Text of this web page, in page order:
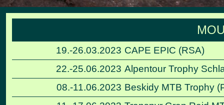
19.-26.03.2023 CAPE EPIC (RSA)
22.-25.06.2023 Alpentour Trophy
08.-11.06.2023 Beskidy MTB Trophy